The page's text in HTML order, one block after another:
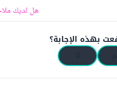
هل لديك
بهذه الإجابة؟